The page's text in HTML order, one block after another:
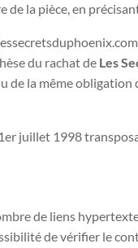
la pièce, en
du rachat de Les
la même
juillet 1998
de liens
de vérifier le